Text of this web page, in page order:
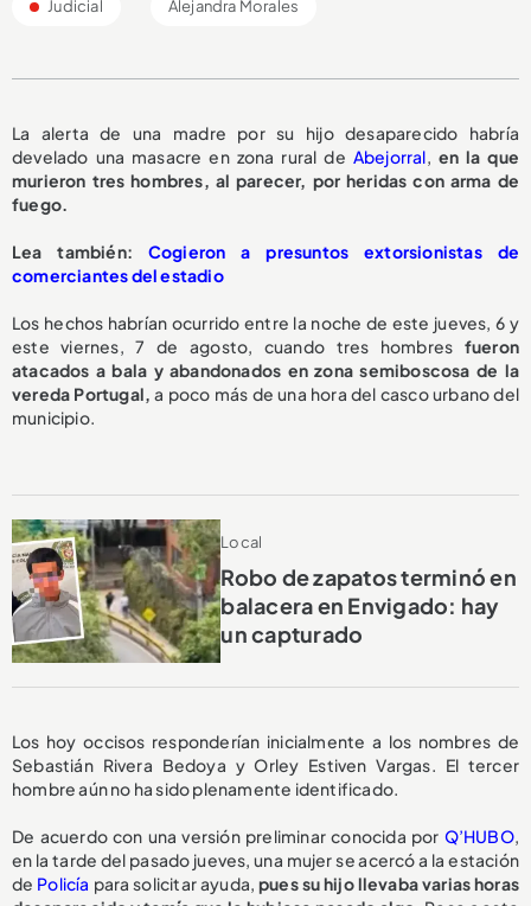
Judicial Alejandra Morales
La alerta de una madre por su hijo desaparecido habría
develado una masacre en zona rural de Abejorral
en la que
murieron tres hombres, al parecer, por heridas con arma de
fuego.
Lea también: Cogieron a presuntos extorsionistas de
comerciantes del estadio
Los hechos habrían ocurrido entre la noche de este jueves, 6 y
este viernes, 7 de agosto, cuando tres hombres fueron
atacados a bala y abandonados en zona semiboscosa de la
vereda Portugal, a poco más de una hora del casco urbano del
municipio.
Local
Robo de zapatos terminó en
balacera en Envigado: hay
un capturado
Los hoy occisos responderían inicialmente a los nombres de
Sebastián Rivera Bedoya y Orley Estiven Vargas. El tercer
hombre aún no ha sido plenamente identificado.
De acuerdo con una versión preliminar conocida por Q’HUBO,
en la tarde del pasado jueves, una mujer se acercó a la estación
de Policía para solicitar ayuda, pues su hijo llevaba varias horas